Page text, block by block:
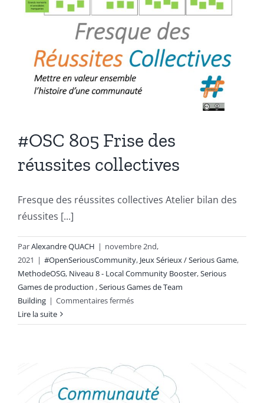
#OSC 805 Frise des
réussites collectives
Fresque des réussites collectives Atelier bilan des
réussites [...]
ParAlexandre QUACH | novembre 2nd,
2021 | #OpenSeriousCommunity, Jeux Sérieux / Serious Game,
MethodeOSG, Niveau 8 - Local Community Booster,Serious
Games de production ,Serious Games de Team
Building | Commentaires ferméssur
805
réussites
collectives
Lire la suite